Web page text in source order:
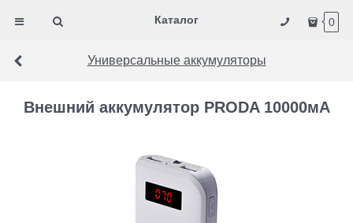
Каталог 0
Универсальные аккумуляторы
Внешний аккумулятор PRODA 10000мА